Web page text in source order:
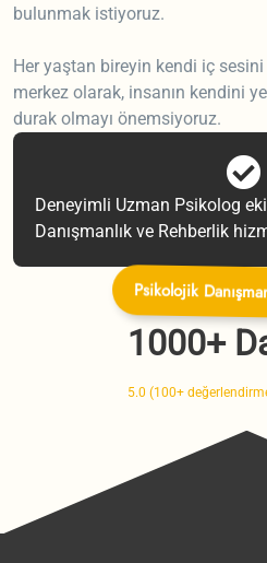
bulunmak istiyoruz.
Her yaştan bireyin kendi iç
merkez olarak, insanın kendini
durak olmayı önemsiyoruz.
Deneyimli Uzman Psikolog
Danışmanlık ve Rehberlik
Psikolojik
1000+
5.0 (100+